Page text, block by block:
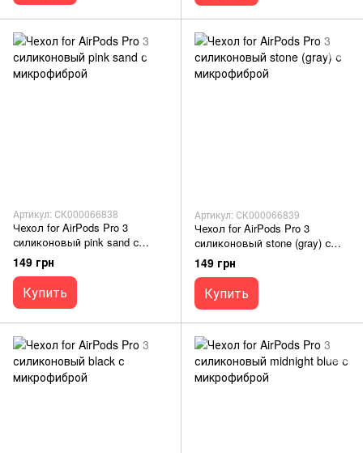
Артикул: СК000066838
Чехол for AirPods Pro 3
силиконовый pink sand с
микрофиброй
149 грн
Купить
Артикул: СК000066839
Чехол for AirPods Pro 3
силиконовый stone (gray) с
микрофиброй
149 грн
Купить